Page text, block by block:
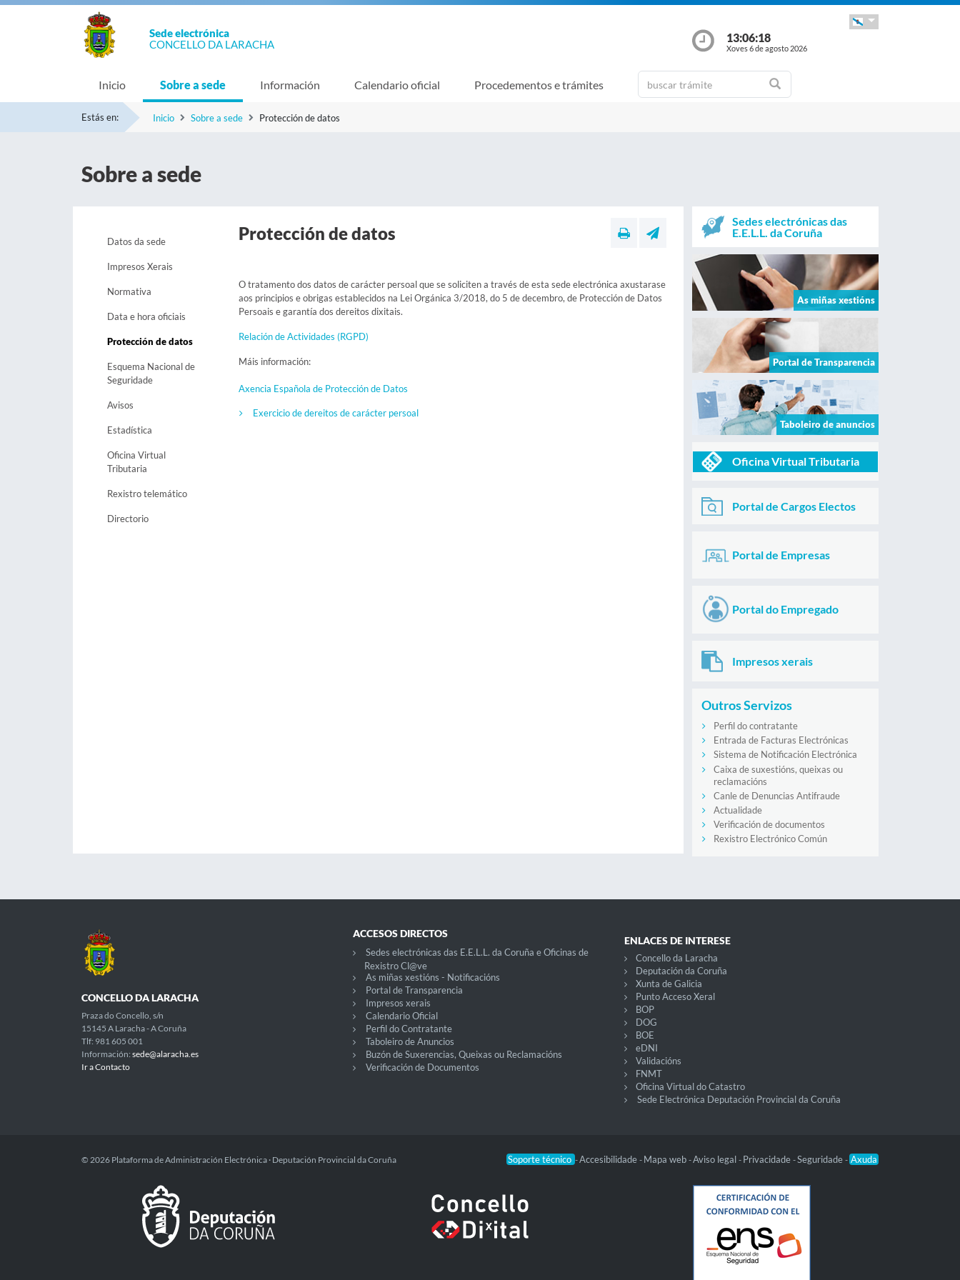
Sede electrónica
CONCELLO DA LARACHA
13:06:19
Xoves 6 de agosto 2026
Inicio Sobre a sede Información Calendario oficial Procedementos e trámites
Estás en: Inicio Sobre a sede Protección de datos
Sobre a sede
Datos da sede
Impresos Xerais
Normativa
Data e hora oficiais
Protección de datos
Esquema Nacional de
Seguridade
Avisos
Estadística
Oficina Virtual
Tributaria
Rexistro telemático
Directorio
Protección de datos
O tratamento dos datos de carácter persoal que se soliciten a través de esta sede electrónica axustarase
aos principios e obrigas establecidos na Lei Orgánica 3/2018, do 5 de decembro, de Protección de Datos
Persoais e garantía dos dereitos dixitais.
Relación de Actividades (RGPD)
Máis información:
Axencia Española de Protección de Datos
Exercicio de dereitos de carácter persoal
Sedes electrónicas das
E.E.L.L. da Coruña
As miñas xestións
Portal de Transparencia
Taboleiro de anuncios
Oficina Virtual Tributaria
Portal de Cargos Electos
Portal de Empresas
Portal do Empregado
Impresos xerais
Outros Servizos
Perfil do contratante
Entrada de Facturas Electrónicas
Sistema de Notificación Electrónica
Caixa de suxestións, queixas ou
reclamacións
Canle de Denuncias Antifraude
Actualidade
Verificación de documentos
Rexistro Electrónico Común
CONCELLO DA LARACHA
Praza do Concello, s/n
15145 A Laracha - A Coruña
Tlf: 981 605 001
Información: sede@alaracha.es
Ir a Contacto
ACCESOS DIRECTOS
Sedes electrónicas das E.E.L.L. da Coruña e Oficinas de
Rexistro Cl@ve
As miñas xestións - Notificacións
Portal de Transparencia
Impresos xerais
Calendario Oficial
Perfil do Contratante
Taboleiro de Anuncios
Buzón de Suxerencias, Queixas ou Reclamacións
Verificación de Documentos
ENLACES DE INTERESE
Concello da Laracha
Deputación da Coruña
Xunta de Galicia
Punto Acceso Xeral
BOP
DOG
BOE
eDNI
Validacións
FNMT
Oficina Virtual do Catastro
Sede Electrónica Deputación Provincial da Coruña
Soporte técnico -Accesibilidade - Mapa web -Aviso legal - Privacidade -Seguridade - Axuda
© 2026 Plataforma de Administración Electrónica · Deputación Provincial da Coruña